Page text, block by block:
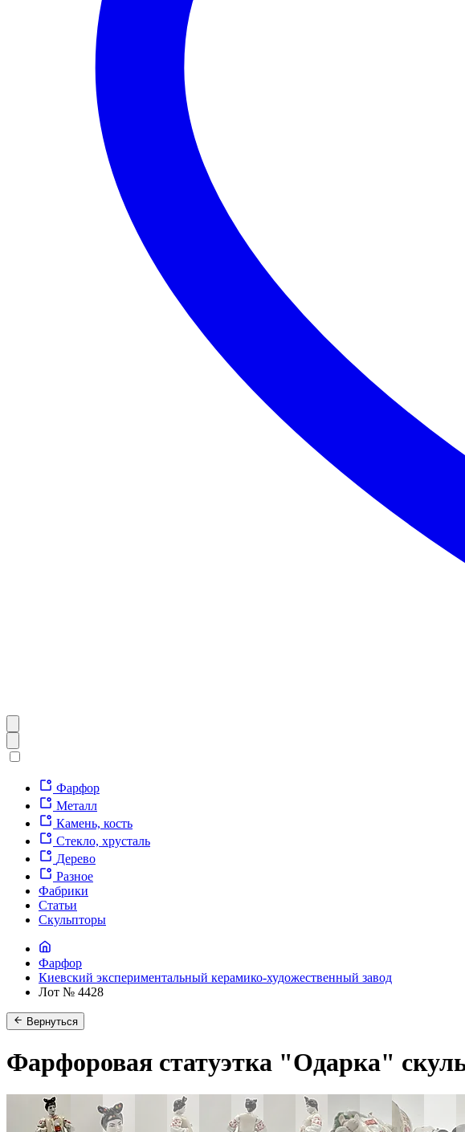
Фарфор
Металл
Камень, кость
Стекло, хрусталь
Дерево
Разное
Фабрики
Статьи
Скульпторы
Фарфор
Киевский экспериментальный керамико-художественный завод
Лот № 4428
Вернуться
Фарфоровая статуэтка "Одарка"